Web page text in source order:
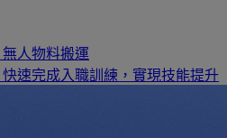
無人物料搬運
快速完成入職訓練，實現技能提升